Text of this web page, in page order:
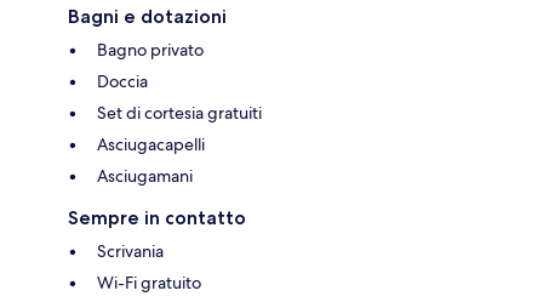
Bagni e dotazioni
Bagno privato
Doccia
Set di cortesia gratuiti
Asciugacapelli
Asciugamani
Sempre in contatto
Scrivania
Wi-Fi gratuito